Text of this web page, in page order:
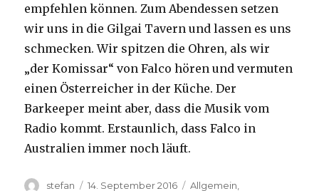
empfehlen können. Zum Abendessen setzen
wir uns in die Gilgai Tavern und lassen es uns
schmecken. Wir spitzen die Ohren, als wir
„der Komissar“ von Falco hören und vermuten
einen Österreicher in der Küche. Der
Barkeeper meint aber, dass die Musik vom
Radio kommt. Erstaunlich, dass Falco in
Australien immer noch läuft.
Autor
stefan
Veröffentlicht
14. September 2016 Kategorien
Allgemein